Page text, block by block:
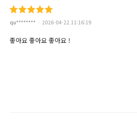
qu******** 2026-04-22 11:16:19
좋아요 좋아요 좋아요 !